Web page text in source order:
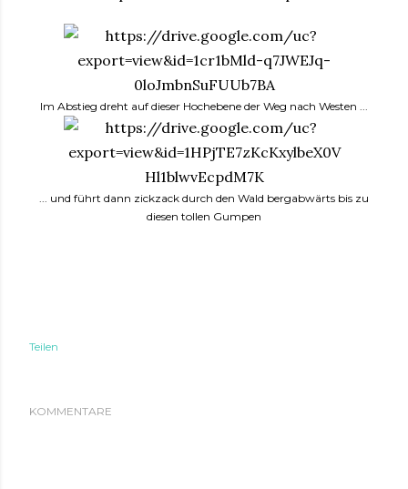
Im Abstieg dreht auf dieser Hochebene der Weg nach Westen ...
... und führt dann zickzack durch den Wald bergabwärts bis zu
diesen tollen Gumpen
Teilen
KOMMENTARE